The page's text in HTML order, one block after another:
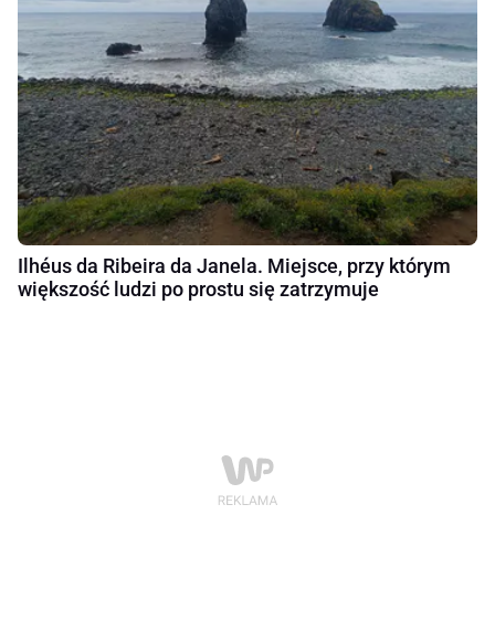
Ilhéus da Ribeira da Janela. Miejsce, przy którym
większość ludzi po prostu się zatrzymuje